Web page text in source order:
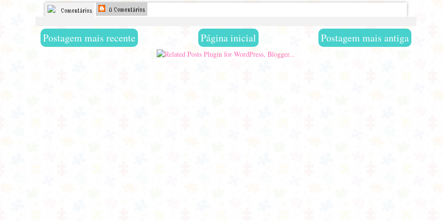
Comentários 0 Comentários
Postagem mais recente Postagem mais antiga
Página inicial